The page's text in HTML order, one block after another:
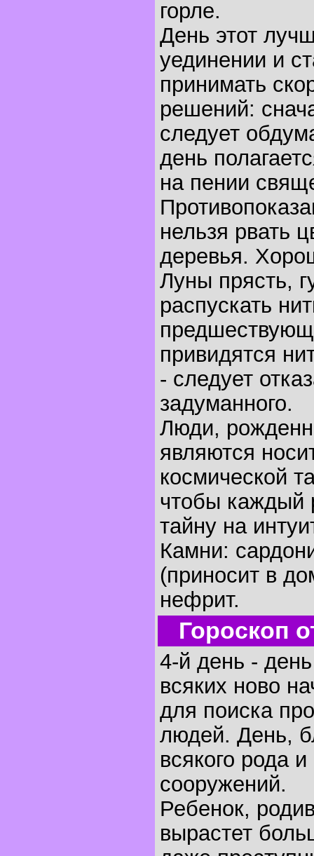
горле.
День этот
уединении и
принимать
решений:
следует
день
на пении
нельзя рвать
деревья.
Луны прясть,
распускать
привидятся
- следует
задуманного.
Люди,
являются
космической
чтобы каждый
тайну на
Камни:
(приносит в
нефрит.
Гороскоп
4-й день -
всяких ново
для поиска
людей. День,
всякого рода
сооружений.
Ребенок,
вырастет